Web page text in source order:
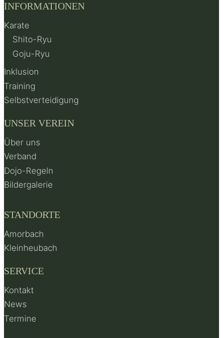
INFORMATIONEN
Karate
Shito-Ryu
Goju-Ryu
Inklusion
Training
Selbstverteidigung
UNSER VEREIN
Über uns
Verband
Dojo-Regeln
Bildergalerie
STANDORTE
Amorbach
Kleinheubach
SERVICE
Kontakt
News
Termine